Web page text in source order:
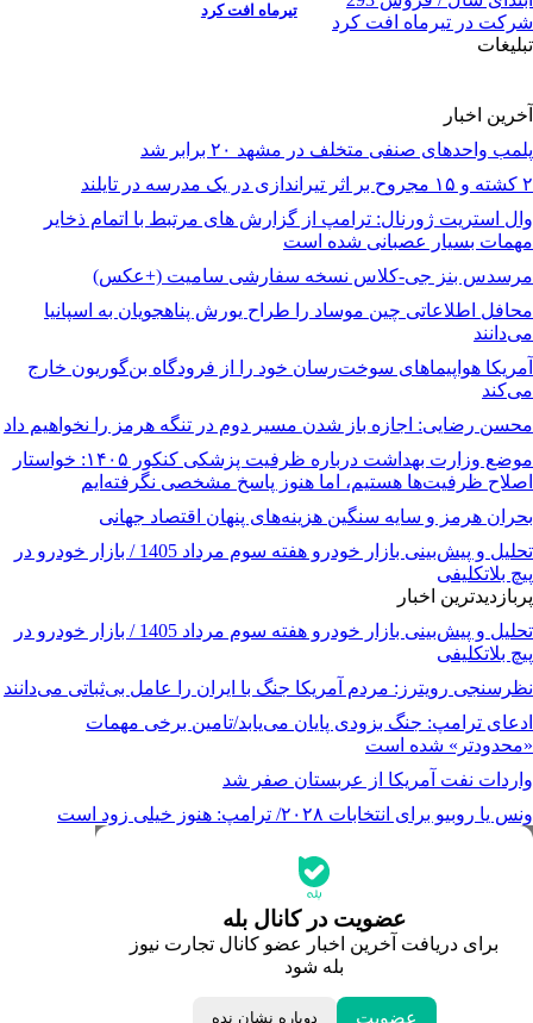
تیرماه افت کرد
تبلیغات
آخرین اخبار
پلمب واحدهای صنفی متخلف در مشهد ۲۰ برابر شد
۲ کشته و ۱۵ مجروح بر اثر تیراندازی در یک مدرسه در تایلند
وال استریت ژورنال: ترامپ از گزارش های مرتبط با اتمام ذخایر
مهمات بسیار عصبانی شده است
مرسدس بنز جی-کلاس نسخه سفارشی سامیت (+عکس)
محافل اطلاعاتی چین موساد را طراح یورش پناهجویان به اسپانیا
می‌دانند
آمریکا هواپیماهای سوخت‌رسان خود را از فرودگاه بن‌گوریون خارج
می‌کند
محسن رضایی: اجازه باز شدن مسیر دوم در تنگه هرمز را نخواهیم داد
موضع وزارت بهداشت درباره ظرفیت پزشکی کنکور ۱۴۰۵: خواستار
اصلاح ظرفیت‌ها هستیم، اما هنوز پاسخ مشخصی نگرفته‌ایم
بحران هرمز و سایه سنگین هزینه‌های پنهان اقتصاد جهانی
تحلیل و پیش‌بینی بازار خودرو هفته سوم مرداد 1405 / بازار خودرو در
پیچ بلاتکلیفی
پربازدیدترین اخبار
تحلیل و پیش‌بینی بازار خودرو هفته سوم مرداد 1405 / بازار خودرو در
پیچ بلاتکلیفی
نظرسنجی رویترز: مردم آمریکا جنگ با ایران را عامل بی‌ثباتی می‌دانند
ادعای ترامپ: جنگ بزودی پایان می‌یابد/تامین برخی مهمات
«محدودتر» شده است
واردات نفت آمریکا از عربستان صفر شد
ونس یا روبیو برای انتخابات ۲۰۲۸/ ترامپ: هنوز خیلی زود است
عضویت در کانال بله
برای دریافت آخرین اخبار عضو کانال تجارت نیوز
بله شود
عضویت دوباره نشان نده
جدیدترین قیمت‌ها
قیمت درهم امارات
لحظه تحویل سال